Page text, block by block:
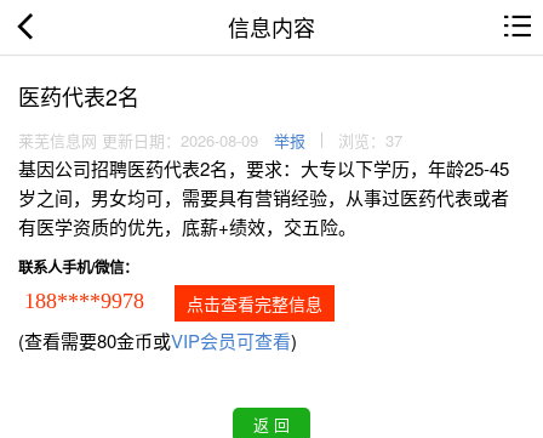
信息内容
医药代表2名
莱芜信息网 更新日期：2026-08-09 举报 浏览：37
基因公司招聘医药代表2名，要求：大专以下学历，年龄25-45
岁之间，男女均可，需要具有营销经验，从事过医药代表或者
有医学资质的优先，底薪+绩效，交五险。
联系人手机/微信：
188****9978 点击查看完整信息
(查看需要80金币或VIP会员可查看)